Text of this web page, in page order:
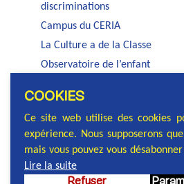
discriminations
Campus du CERIA
La Culture a de la Classe
Observatoire de l’enfant
Service PSE de la COCOF
COOKIES
Ce site web utilise des cookies
expérience. Nous supposerons
mais vous pouvez vous
Lire la suite